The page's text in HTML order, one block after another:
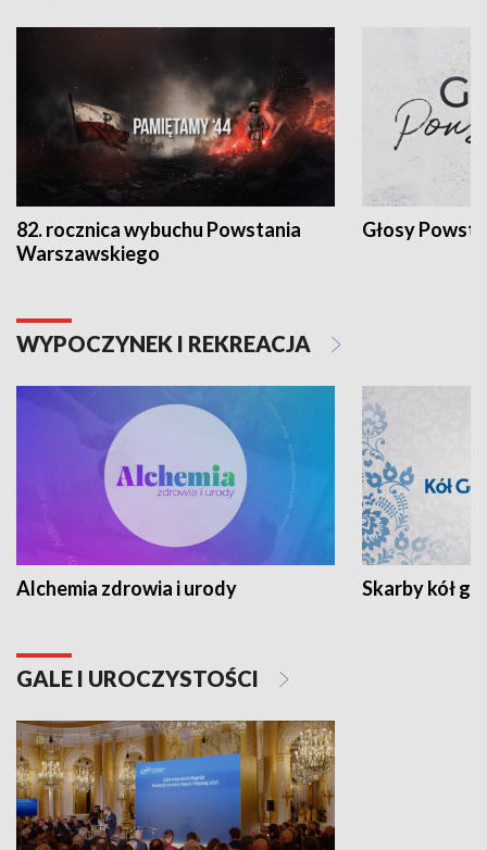
82. rocznica wybuchu Powstania
Warszawskiego
Głosy
WYPOCZYNEK I REKREACJA
Alchemia zdrowia i urody Skarby kół
GALE I UROCZYSTOŚCI